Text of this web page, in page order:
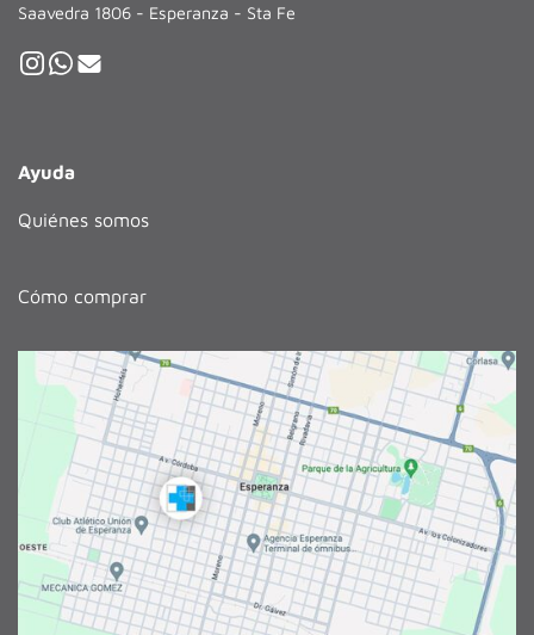
Saavedra 1806 - Esperanza - Sta Fe
Ayuda
Quiénes somos
Cómo comprar